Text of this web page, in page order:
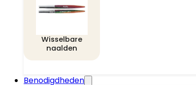
Wisselbare
naalden
Benodigdheden